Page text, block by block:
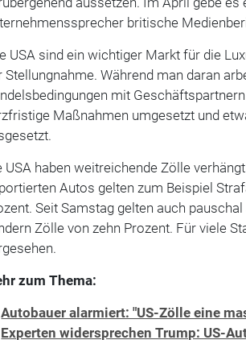
britische
USA sind ein wichtiger Markt für die
Stellungnahme. Während man daran
mit
Maßnahmen umgesetzt und
USA haben weitreichende Zölle
Autos gelten zum Beispiel
Seit Samstag gelten auch
Zölle von zehn Prozent. Für viele
zum Thema:
Autobauer alarmiert: "US-Zölle eine
Experten widersprechen Trump: US-